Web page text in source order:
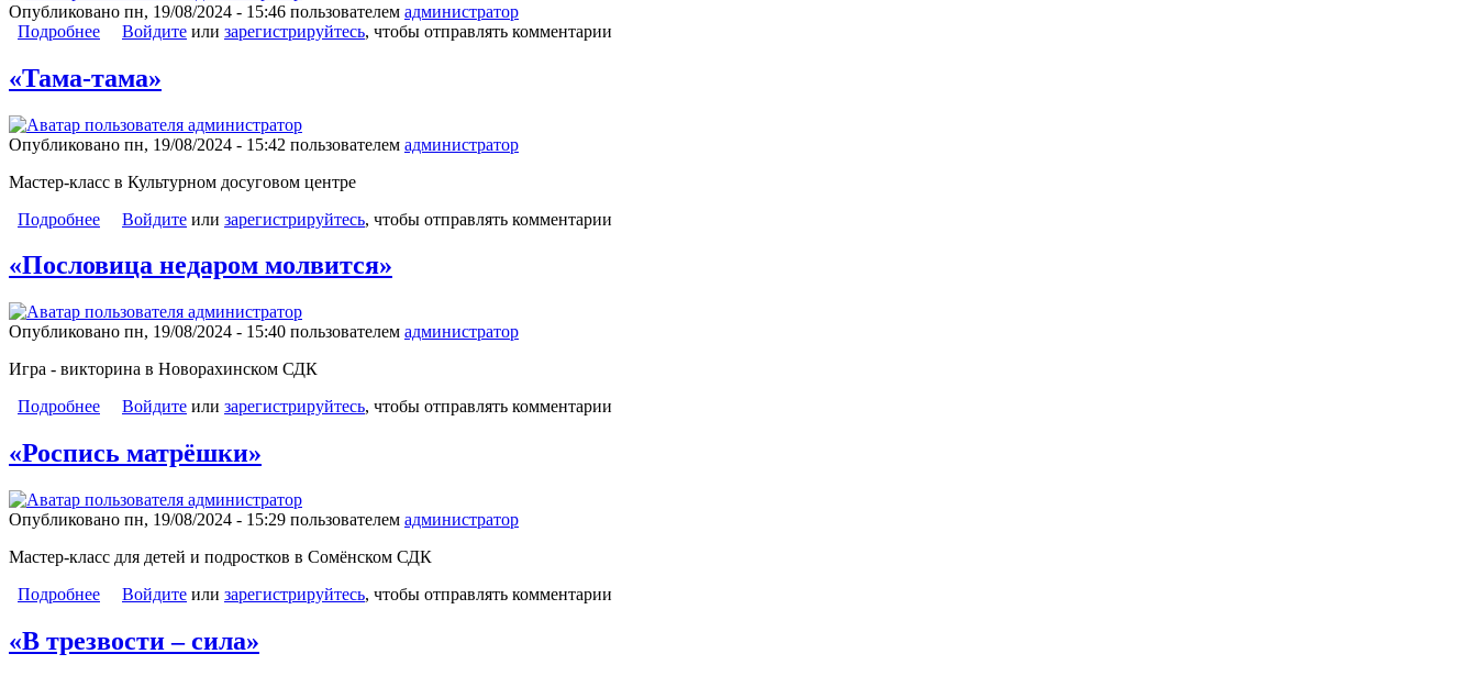
Опубликовано пн, 19/08/2024 - 15:46 пользователем администратор
Подробнее о Турнир по дартсу в Новорахинском СДК
Войдите или зарегистрируйтесь, чтобы отправлять комментарии
«Тама-тама»
Опубликовано пн, 19/08/2024 - 15:42 пользователем администратор
Мастер-класс в Культурном досуговом центре
Подробнее о «Тама-тама»
Войдите или зарегистрируйтесь, чтобы отправлять комментарии
«Пословица недаром молвится»
Опубликовано пн, 19/08/2024 - 15:40 пользователем администратор
Игра - викторина в Новорахинском СДК
Подробнее о «Пословица недаром молвится»
Войдите или зарегистрируйтесь, чтобы отправлять комментарии
«Роспись матрёшки»
Опубликовано пн, 19/08/2024 - 15:29 пользователем администратор
Мастер-класс для детей и подростков в Сомёнском СДК
Подробнее о «Роспись матрёшки»
Войдите или зарегистрируйтесь, чтобы отправлять комментарии
«В трезвости – сила»